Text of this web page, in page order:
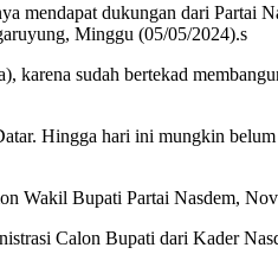
mendapat dukungan dari Partai
Minggu (05/05/2024).s
sudah bertekad
Hingga hari ini mungkin
Wakil Bupati Partai Nasdem,
Calon Bupati dari Kader